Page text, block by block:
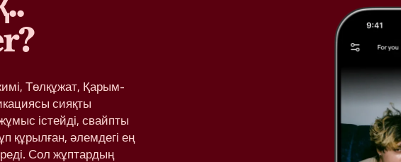
Төлқұжат, Қарым-
сияқты
істейді, свайпты
құрылған, әлемдегі ең
Сол жұптардың